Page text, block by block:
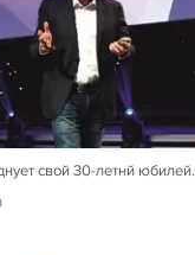
свой 30-летнй юбилей.